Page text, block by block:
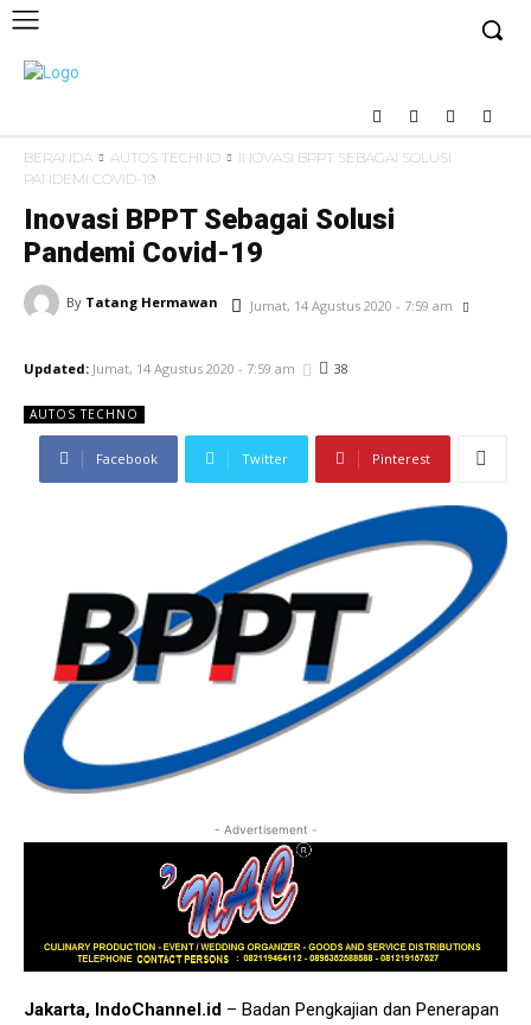
BERANDA AUTOS TECHNO
INOVASI BPPT SEBAGAI SOLUSI
PANDEMI COVID-19
Inovasi BPPT Sebagai Solusi
Pandemi Covid-19
By Tatang Hermawan Jumat, 14 Agustus 2020 - 7:59 am
Updated: Jumat, 14 Agustus 2020 - 7:59 am 38
AUTOS TECHNO
Facebook Twitter Pinterest
- Advertisement -
Jakarta, IndoChannel.id – Badan Pengkajian dan Penerapan